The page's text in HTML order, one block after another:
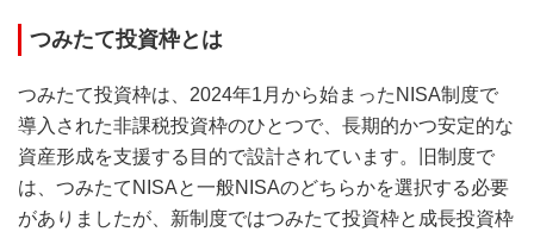
つみたて投資枠とは
つみたて投資枠は、2024年1月から始まったNISA制度で
導入された非課税投資枠のひとつで、長期的かつ安定的な
資産形成を支援する目的で設計されています。旧制度で
は、つみたてNISAと一般NISAのどちらかを選択する必要
がありましたが、新制度ではつみたて投資枠と成長投資枠